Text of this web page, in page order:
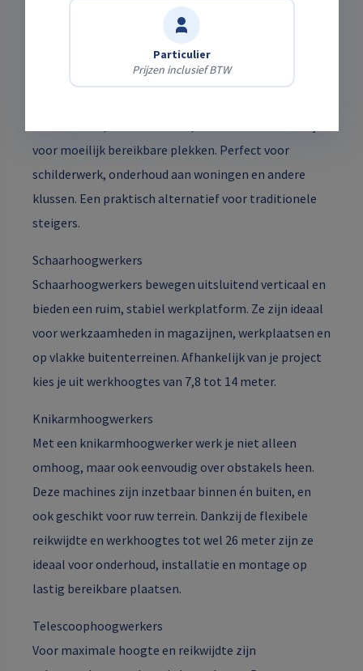
Aanhangerhoogwerkers
Deze lichtgewicht hoogwerkers zijn eenvoudig te
bedienen en snel te verplaatsen. Dankzij de
voor moeilijk bereikbare plekken. Perfect voor
schilderwerk, onderhoud aan woningen en andere
klussen. Een praktisch alternatief voor traditionele
steigers.
Schaarhoogwerkers
Schaarhoogwerkers bewegen uitsluitend verticaal en
bieden een ruim, stabiel werkplatform. Ze zijn ideaal
voor werkzaamheden in magazijnen, werkplaatsen en
op vlakke buitenterreinen. Afhankelijk van je project
kies je uit werkhoogtes van 7,8 tot 14 meter.
Knikarmhoogwerkers
Met een knikarmhoogwerker werk je niet alleen
omhoog, maar ook eenvoudig over obstakels heen.
Deze machines zijn inzetbaar binnen én buiten, en
ook geschikt voor ruw terrein. Dankzij de flexibele
reikwijdte en werkhoogtes tot wel 26 meter zijn ze
ideaal voor onderhoud, installatie en montage op
lastig bereikbare plaatsen.
Telescoophoogwerkers
Voor maximale hoogte en reikwijdte zijn
Particulier
Prijzen inclusief BTW